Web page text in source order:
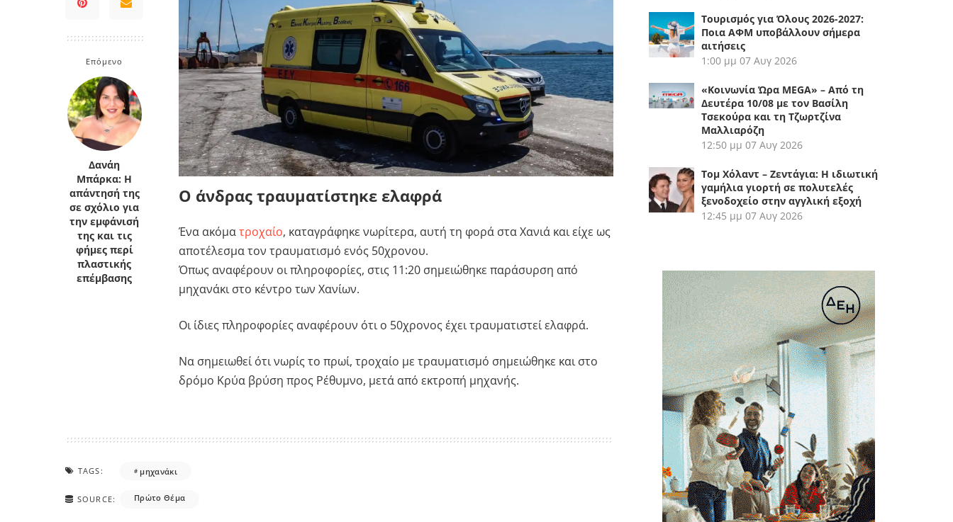
Επόμενο
Δανάη
Μπάρκα: Η
απάντησή της
σε σχόλιο για
την εμφάνισή
της και τις
φήμες περί
πλαστικής
επέμβασης
Ο άνδρας τραυματίστηκε ελαφρά
Ένα ακόματροχαίο, καταγράφηκε νωρίτερα, αυτή τη φορά στα Χανιά και είχε ως
αποτέλεσμα τον τραυματισμό ενός 50χρονου.
Όπως αναφέρουν οι πληροφορίες, στις 11:20 σημειώθηκε παράσυρση από
μηχανάκι στο κέντρο των Χανίων.
Οι ίδιες πληροφορίες αναφέρουν ότι ο 50χρονος έχει τραυματιστεί ελαφρά.
Να σημειωθεί ότι νωρίς το πρωί, τροχαίο με τραυματισμό σημειώθηκε και στο
δρόμο Κρύα βρύση προς Ρέθυμνο, μετά από εκτροπή μηχανής.
TAGS: μηχανάκι
SOURCE: Πρώτο Θέμα
Τουρισμός για Όλους 2026-2027:
Ποια ΑΦΜ υποβάλλουν σήμερα
αιτήσεις
1:00 μμ 07 Αυγ 2026
«Κοινωνία Ώρα MEGA» – Από τη
Δευτέρα 10/08 με τον Βασίλη
Τσεκούρα και τη Τζωρτζίνα
Μαλλιαρόζη
12:50 μμ 07 Αυγ 2026
Τομ Χόλαντ – Ζεντάγια: Η ιδιωτική
γαμήλια γιορτή σε πολυτελές
ξενοδοχείο στην αγγλική εξοχή
12:45 μμ 07 Αυγ 2026